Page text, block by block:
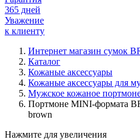
365 дней
Уважение
к клиенту
Интернет магазин сумок
Каталог
Кожаные аксессуары
Кожаные аксессуары для
Мужское кожаное
Портмоне MINI-формата
brown
Нажмите для увеличения